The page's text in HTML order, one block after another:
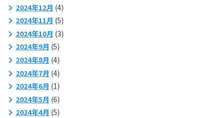
2024年12月 (4)
2024年11月 (5)
2024年10月 (3)
2024年9月 (5)
2024年8月 (4)
2024年7月 (4)
2024年6月 (1)
2024年5月 (6)
2024年4月 (5)